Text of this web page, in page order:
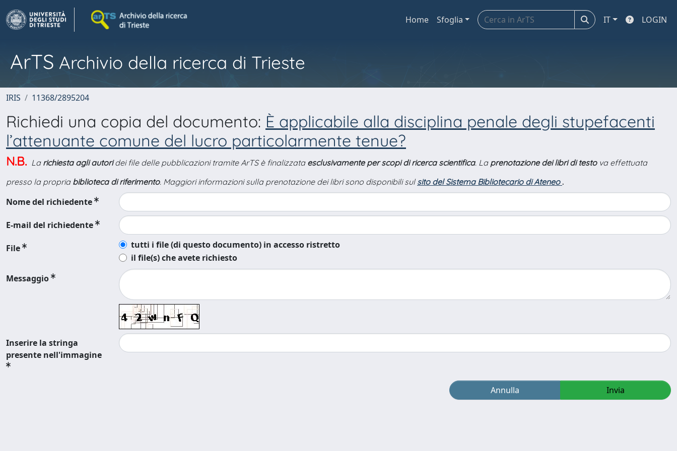
Home Sfoglia IT LOGIN
ArTS Archivio della ricerca di Trieste
IRIS 11368/2895204
Richiedi una copia del documento: È applicabile alla disciplina penale degli stupefacenti
l’attenuante comune del lucro particolarmente tenue?
N.B. La richiesta agli autoridei file delle pubblicazioni tramite ArTS è finalizzata esclusivamente per scopi di ricerca scientifica. La prenotazione dei libri di testova effettuata
presso la propria biblioteca di riferimento. Maggiori informazioni sulla prenotazione dei libri sono disponibili sul sito del Sistema Bibliotecario di Ateneo .
Nome del richiedente
E-mail del richiedente
File
tutti i file (di questo documento) in accesso ristretto
il file(s) che avete richiesto
Messaggio
Inserire la stringa
presente nell'immagine
Annulla Invia